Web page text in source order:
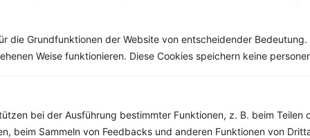
die Grundfunktionen der Website von entscheidender Bedeutung.
Weise funktionieren. Diese Cookies speichern keine
bei der Ausführung bestimmter Funktionen, z. B. beim Teilen
beim Sammeln von Feedbacks und anderen Funktionen von
Weitere Low Fat Rezepte